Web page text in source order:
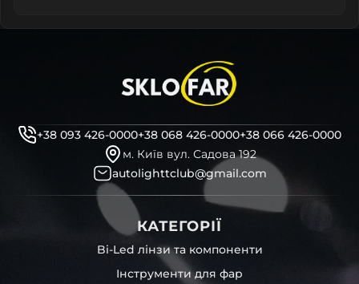
+38 093 426-0000+38 068 426-0000+38 066 426-0000
м. Київ вул. Садова 192
autolighttclub@gmail.com
КАТЕГОРІЇ
Bi-Led лінзи та компоненти
Інструменти для фар